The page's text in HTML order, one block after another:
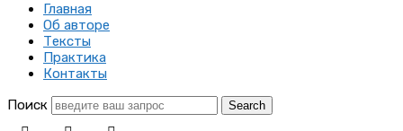
Главная
Об авторе
Тексты
Практика
Контакты
Поиск